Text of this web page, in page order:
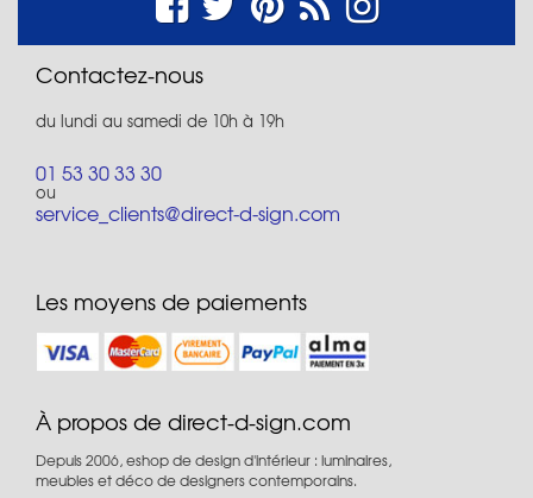
Contactez-nous
du lundi au samedi de 10h à 19h
01 53 30 33 30
ou
service_clients@direct-d-sign.com
Les moyens de paiements
À propos de direct-d-sign.com
Depuis 2006, eshop de design d'intérieur : luminaires,
meubles et déco de designers contemporains.